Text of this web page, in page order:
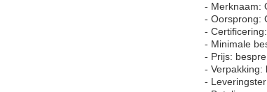
- Merknaam:
- Oorsprong:
-
- Minimale
- Prijs:
- Verpakking:
-